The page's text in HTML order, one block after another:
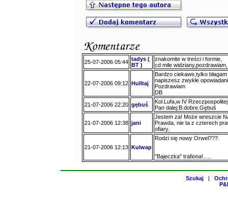
25-07-2006 05:44 tadys (
BT )
znakomite w treści i formie,
cd mile widziany,pozdrawiam,
22-07-2006 09:12 Hulltaj
Bardzo ciekawe,tylko
napiszesz zwykłe
Pozdrawiam
DB
21-07-2006 22:20 gębuś
Kol.Lufa,w IV
Pan dalej.B.dobre.Gębuś
21-07-2006 12:38 jani
Jestem za! Może wreszcie
Prawda, nie ta z czterech
ofiary.
21-07-2006 12:13 Kulwap
Rodzi się nowy Orwel???
"Bajeczka" trafiona!.....
Szukaj |